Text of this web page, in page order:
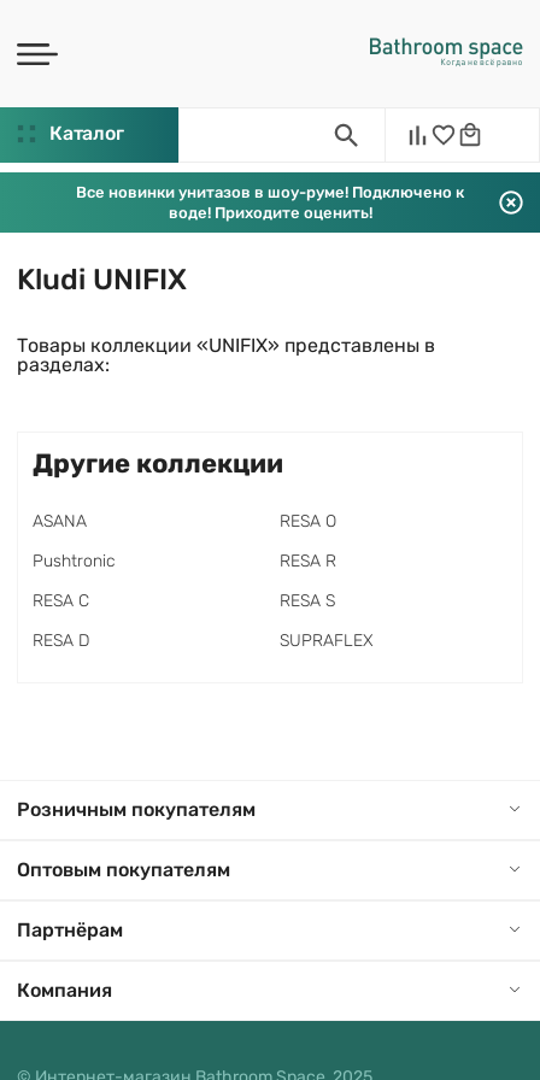
Каталог
Все новинки унитазов в шоу-руме! Подключено к
воде! Приходите оценить!
Kludi UNIFIX
Товары коллекции «UNIFIX» представлены в
разделах:
Другие коллекции
ASANA
Pushtronic
RESA C
RESA D
RESA O
RESA R
RESA S
SUPRAFLEX
Розничным покупателям
Оптовым покупателям
Партнёрам
Компания